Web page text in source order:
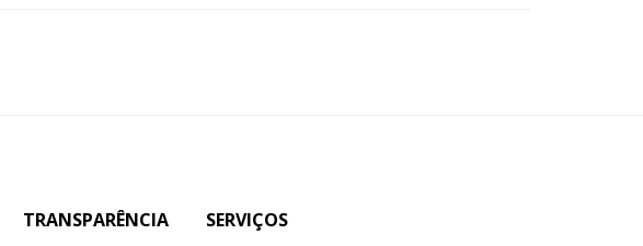
TRANSPARÊNCIA SERVIÇOS